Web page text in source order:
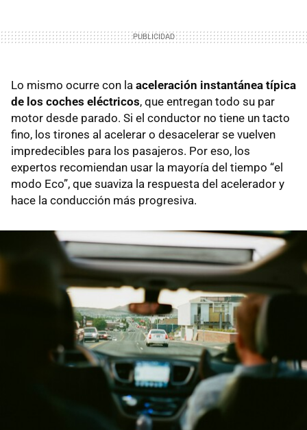
Lo mismo ocurre con la aceleración instantánea típica
de los coches eléctricos, que entregan todo su par
motor desde parado. Si el conductor no tiene un tacto
fino, los tirones al acelerar o desacelerar se vuelven
impredecibles para los pasajeros. Por eso, los
expertos recomiendan usar la mayoría del tiempo “el
modo Eco”, que suaviza la respuesta del acelerador y
hace la conducción más progresiva.